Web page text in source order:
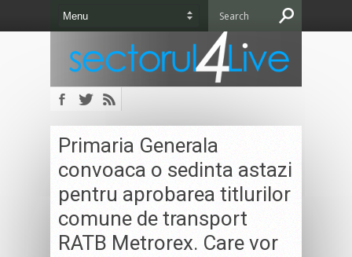
Primaria Generala
convoaca o sedinta astazi
pentru aprobarea titlurilor
comune de transport
RATB Metrorex. Care vor